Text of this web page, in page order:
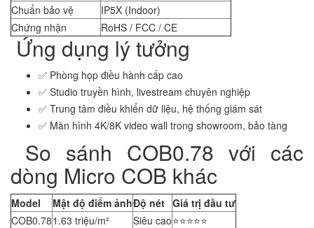
Chuẩn bảo vệ
IP5X (Indoor)
Chứng nhận
RoHS / FCC / CE
Ứng dụng lý tưởng
✅ Phòng họp điều hành cấp cao
✅ Studio truyền hình, livestream chuyên nghiệp
✅ Trung tâm điều khiển dữ liệu, hệ thống giám sát
✅ Màn hình 4K/8K video wall trong showroom, bảo tàng
So sánh COB0.78 với các
dòng Micro COB khác
Model Mật độ điểm ảnhĐộ nét Giá trị đầu tư
COB0.781.63 triệu/m² Siêu cao⭐⭐⭐⭐⭐